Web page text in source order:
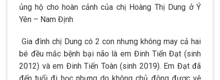
ủng hộ cho hoàn cảnh của chị Hoàng Thị Dung ở Ý
Yên – Nam Định
Gia đình chị Dung có 2 con nhưng không may cả hai
bé đều mắc bệnh bại não là em Đinh Tiến Đạt (sinh
2012) và em Đinh Tiến Toàn (sinh 2019). Em Đạt đã